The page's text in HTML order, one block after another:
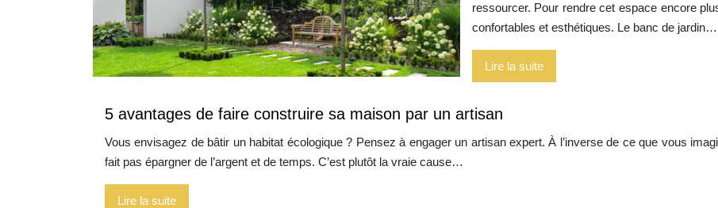
ressourcer. Pour rendre cet espace encore
confortables et esthétiques. Le banc de jardin…
Lire la suite
5 avantages de faire construire sa maison par un artisan
Vous envisagez de bâtir un habitat écologique ? Pensez à engager un artisan expert. À l’inverse de ce que vous
fait pas épargner de l’argent et de temps. C’est plutôt la vraie cause…
Lire la suite